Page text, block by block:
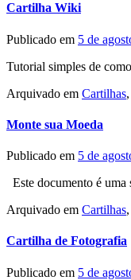
Cartilha Wiki
Publicado em 5 de
Tutorial simples de
Arquivado em Cartilhas,
Monte sua Moeda
Publicado em 5 de
Este documento é
Arquivado em Cartilhas,
Cartilha de Fotografia
Publicado em 5 de